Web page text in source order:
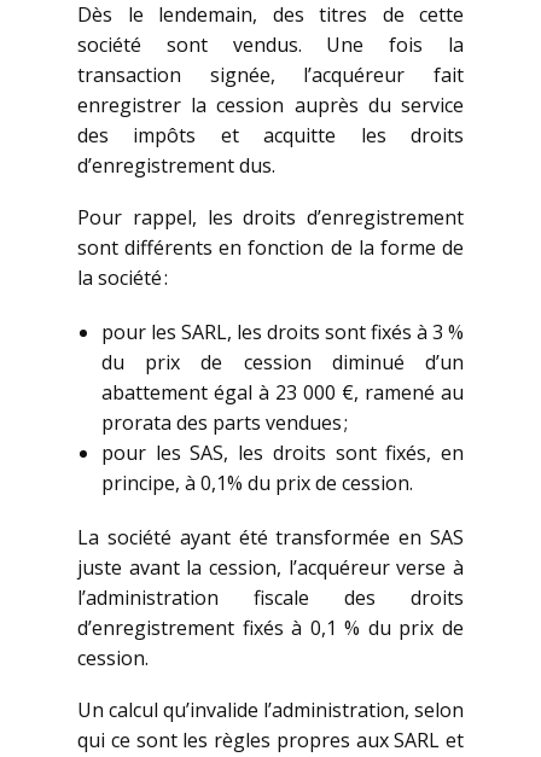
Dès le lendemain, des titres de cette
société sont vendus. Une fois la
transaction signée, l’acquéreur fait
enregistrer la cession auprès du service
des impôts et acquitte les droits
d’enregistrement dus.
Pour rappel, les droits d’enregistrement
sont différents en fonction de la forme de
la société :
pour les SARL, les droits sont fixés à 3 %
du prix de cession diminué d’un
abattement égal à 23 000 €, ramené au
prorata des parts vendues ;
pour les SAS, les droits sont fixés, en
principe, à 0,1% du prix de cession.
La société ayant été transformée en SAS
juste avant la cession, l’acquéreur verse à
l’administration fiscale des droits
d’enregistrement fixés à 0,1 % du prix de
cession.
Un calcul qu’invalide l’administration, selon
qui ce sont les règles propres aux SARL et